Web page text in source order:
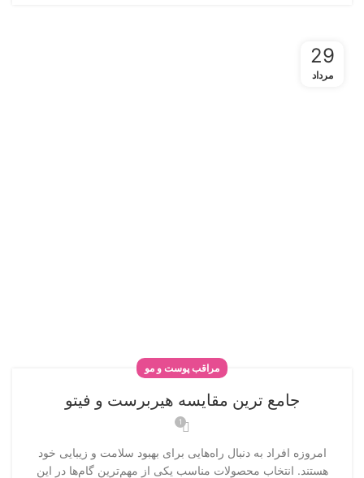
29
مرداد
مراقب پوست و مو
جامع ترین مقایسه هیربرست و فیتو
1
امروزه افراد به دنبال راه‌هایی برای بهبود سلامت و زیبایی خود
هستند. انتخاب محصولات مناسب یکی از مهم‌ترین گام‌ها در این